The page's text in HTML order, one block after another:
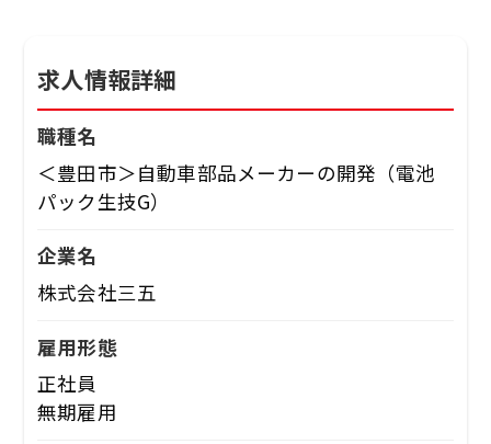
求人情報詳細
職種名
＜豊田市＞自動車部品メーカーの開発（電池
パック生技G）
企業名
株式会社三五
雇用形態
正社員
無期雇用